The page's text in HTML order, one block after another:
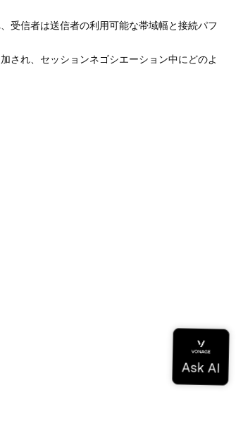
受信者は送信者の利用可能な帯域幅と接続パフ
され、セッションネゴシエーション中にどのよ